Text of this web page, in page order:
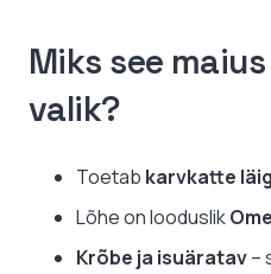
Miks see
valik?
Toetab karvkatte
Lõhe on looduslik
Krõbe ja isuäratav–